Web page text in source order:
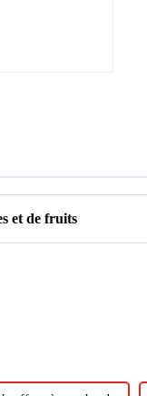
et de fruits